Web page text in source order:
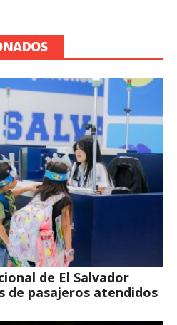
de El Salvador
de pasajeros atendidos